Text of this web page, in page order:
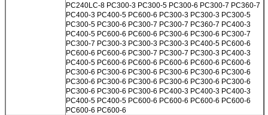
PC240LC-8 PC300-3 PC300-5 PC300-6 PC300-7 PC360-7
PC400-3 PC400-5 PC600-6 PC300-3 PC300-3 PC300-5
PC300-5 PC300-6 PC300-7 PC300-7 PC360-7 PC400-3
PC400-5 PC600-6 PC600-6 PC300-6 PC300-6 PC300-7
PC300-7 PC300-3 PC300-3 PC300-3 PC400-5 PC600-6
PC600-6 PC600-6 PC300-7 PC300-7 PC300-3 PC400-3
PC400-5 PC600-6 PC600-6 PC600-6 PC600-6 PC600-6
PC300-6 PC300-6 PC300-6 PC300-6 PC300-6 PC300-6
PC300-6 PC300-6 PC300-6 PC300-6 PC300-6 PC300-6
PC300-6 PC300-6 PC300-6 PC400-3 PC400-3 PC400-3
PC400-5 PC400-5 PC600-6 PC600-6 PC600-6 PC600-6
PC600-6 PC600-6